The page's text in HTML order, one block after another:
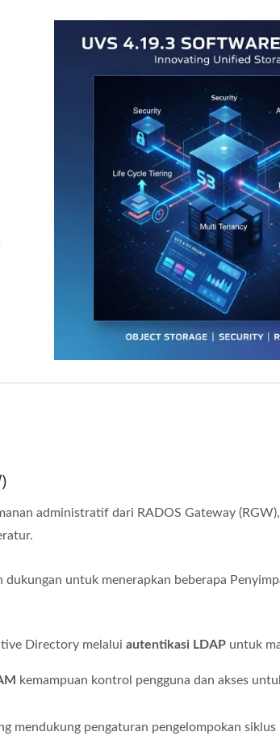
administratif dari RADOS Gateway
dukungan untuk menerapkan beberapa
Directory melalui autentikasi LDAP untuk
kemampuan kontrol pengguna dan akses
mendukung pengaturan pengelompokan